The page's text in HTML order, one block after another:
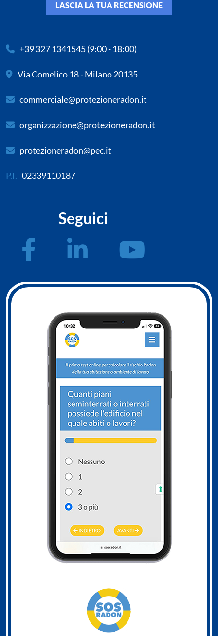
LASCIA LA TUA RECENSIONE
+39 327 1341545(9:00 - 18:00)
Via Comelico 18 - Milano 20135
commerciale@protezioneradon.it
organizzazione@protezioneradon.it
protezioneradon@pec.it
P.I. 02339110187
Seguici